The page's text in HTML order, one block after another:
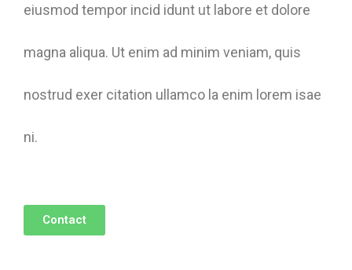
eiusmod tempor incid idunt ut labore et dolore
magna aliqua. Ut enim ad minim veniam, quis
nostrud exer citation ullamco la enim lorem isae
ni.
Contact